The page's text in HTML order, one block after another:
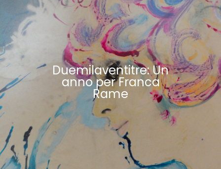
Duemilaventitre: Un
anno per Franca
Rame